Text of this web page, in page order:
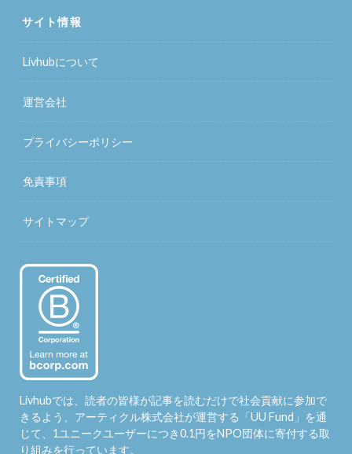
サイト情報
Livhubについて
運営会社
プライバシーポリシー
免責事項
サイトマップ
Livhubでは、読者の皆様が記事を読むだけで社会貢献に参加で
きるよう、アーティクル株式会社が運営する「UU Fund 」を通
じて、1ユニークユーザーにつき0.1円をNPO団体に寄付する取
り組みを行っています。